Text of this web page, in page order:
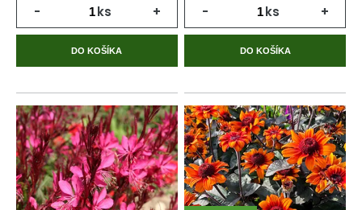
- ks +
DO KOŠÍKA
- ks +
DO KOŠÍKA